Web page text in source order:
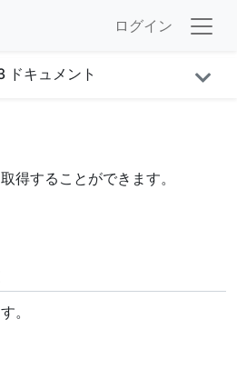
ログイン
ドキュメント
得することができます。
。